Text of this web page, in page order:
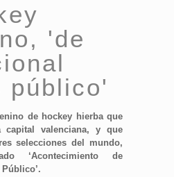
'de
público'
de hockey hierba que
capital valenciana, y que
selecciones del mundo,
‘Acontecimiento de